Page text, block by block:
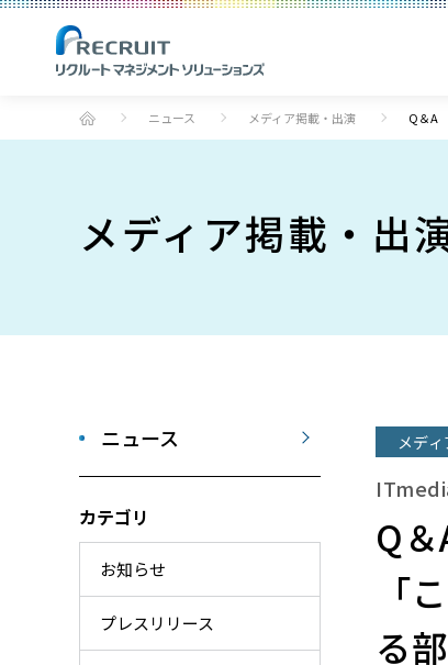
ニュース メディア掲載・出演 Q＆A
メディア掲載・出
ニュース
カテゴリ
お知らせ
プレスリリース
メデ
Q
「
る